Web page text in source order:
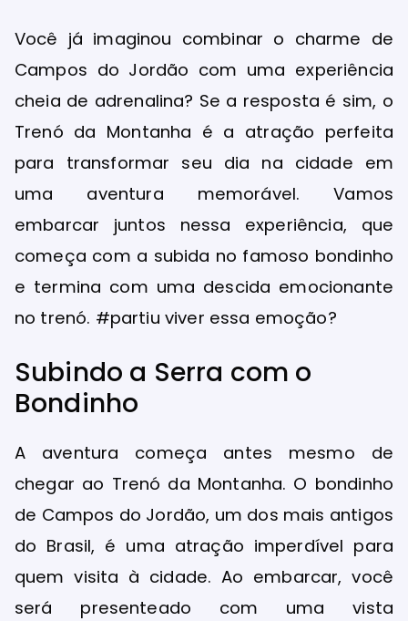
Você já imaginou combinar o charme de
Campos do Jordão com uma experiência
cheia de adrenalina? Se a resposta é sim, o
Trenó da Montanha é a atração perfeita
para transformar seu dia na cidade em
uma aventura memorável. Vamos
embarcar juntos nessa experiência, que
começa com a subida no famoso bondinho
e termina com uma descida emocionante
no trenó. #partiu viver essa emoção?
Subindo a Serra com o
Bondinho
A aventura começa antes mesmo de
chegar ao Trenó da Montanha. O bondinho
de Campos do Jordão, um dos mais antigos
do Brasil, é uma atração imperdível para
quem visita à cidade. Ao embarcar, você
será presenteado com uma vista